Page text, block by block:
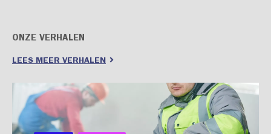
ONZE VERHALEN
LEES MEER VERHALEN